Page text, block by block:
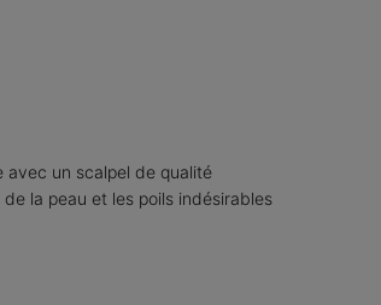
avec un scalpel de qualité
la peau et les poils indésirables